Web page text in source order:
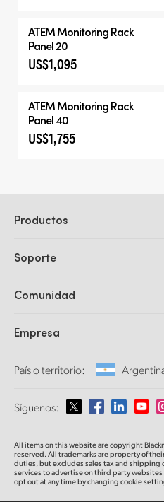
ATEM Monitoring Rack
Panel 20
US$1,095
ATEM Monitoring Rack
Panel 40
US$1,755
Productos
DaVinci Resolve y Fusion
Ultimatte
Captura y reproducción
Conversión de formatos
Supervisión
Almacenamiento en redes
Direccionamiento y distribución
Transmisión y codificación
Soporte
Centro de soporte técnico
Comunidad
Empresa
Perfil empresarial
Medios
País o territorio:
Selecciona un país o
Australia
Síguenos:
All items on this website are copyright
reserved. All trademarksare propertyof
duties, but excludes sales tax and shipping
services to advertise on third party
opt out at any time by changing cookie